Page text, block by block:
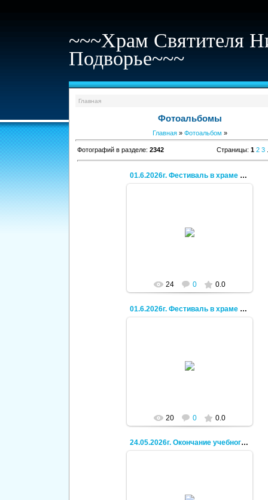
~~~Храм Святителя
Подворье~~~
Главная
Фотоальбомы
Главная» Фотоальбом »
Фотографий в разделе: 2342 Страницы: 1 2 3
01.6.2026г. Фестиваль в храме святой Троицы.
24 0 0.0
01.6.2026г. Фестиваль в храме святой Троицы.
20 0 0.0
24.05.2026г. Окончание учебного года, поход.